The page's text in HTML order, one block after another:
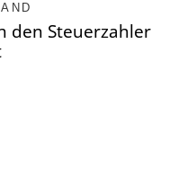
den Steuerzahler